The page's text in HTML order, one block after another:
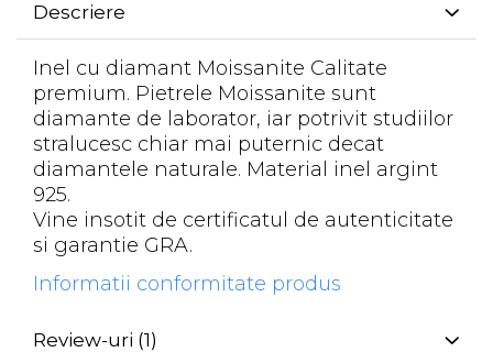
Descriere
Inel cu diamant Moissanite Calitate
premium. Pietrele Moissanite sunt
diamante de laborator, iar potrivit studiilor
stralucesc chiar mai puternic decat
diamantele naturale. Material inel argint
925.
Vine insotit de certificatul de autenticitate
si garantie GRA.
Informatii conformitate produs
Review-uri (1)